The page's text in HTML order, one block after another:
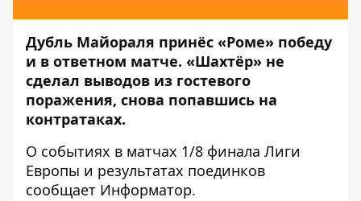
Дубль Майораля принёс «Роме» победу
и в ответном матче. «Шахтёр» не
сделал выводов из гостевого
поражения, снова попавшись на
контратаках.
О событиях в матчах 1/8 финала Лиги
Европы и результатах поединков
сообщает Информатор.